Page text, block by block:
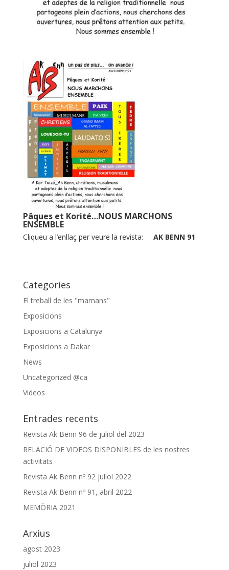
Pâques et Korité…NOUS MARCHONS
ENSEMBLE
Cliqueu a l’enllaç per veure la revista: AK BENN 91
Categories
El treball de les "mamans"
Exposicions
Exposicions a Catalunya
Exposicions a Dakar
News
Uncategorized @ca
Videos
Entrades recents
Revista Ak Benn 96 de juliol del 2023
RELACIÓ DE VIDEOS DISPONIBLES de les nostres
activitats
Revista Ak Benn nº 92 juliol 2022
Revista Ak Benn nº 91, abril 2022
MEMÒRIA 2021
Arxius
agost 2023
juliol 2023